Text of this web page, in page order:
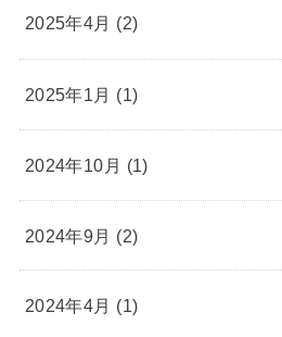
2025年4月 (2)
2025年1月 (1)
2024年10月 (1)
2024年9月 (2)
2024年4月 (1)